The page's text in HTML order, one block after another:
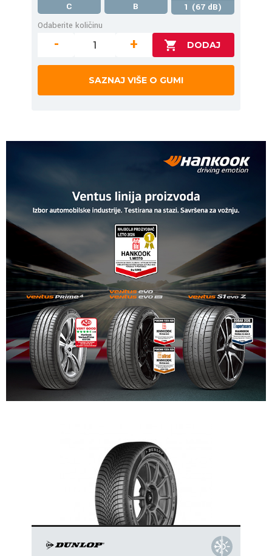
C B
1 (67 dB)
Odaberite količinu
- +
SAZNAJ VIŠE O GUMI